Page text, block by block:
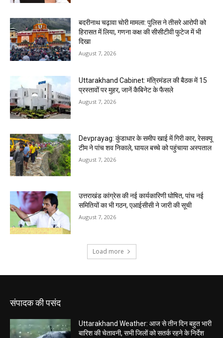
संपादक की पसंद
Uttarakhand Weather: आज से तीन दिन बहुत भारी
बारिश की चेतावनी, सभी जिलों को सतर्क रहने के निर्देश